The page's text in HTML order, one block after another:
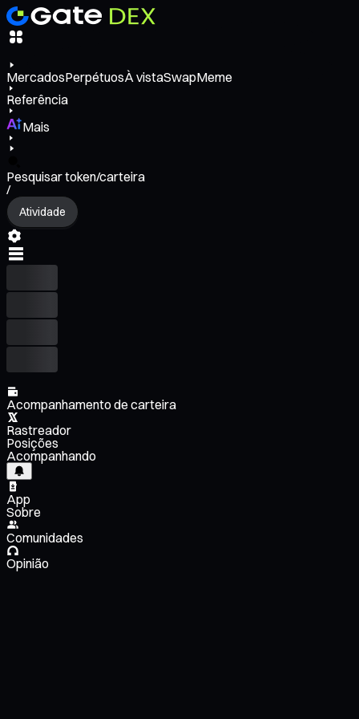
MercadosPerpétuosÀ vistaSwapMeme
Referência
Mais
Pesquisar token/carteira
/
Atividade
Acompanhamento de carteira
Rastreador
Posições
Acompanhando
App
Sobre
Comunidades
Opinião